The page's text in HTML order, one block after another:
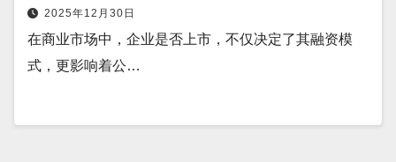
2025年12月30日
在商业市场中，企业是否上市，不仅决定了其融资模
式，更影响着公…